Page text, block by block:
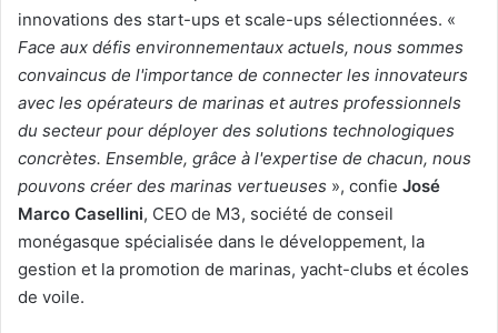
innovations des start-ups et scale-ups sélectionnées. «
Face aux défis environnementaux actuels, nous sommes
convaincus de l'importance de connecter les innovateurs
avec les opérateurs de marinas et autres professionnels
du secteur pour déployer des solutions technologiques
concrètes. Ensemble, grâce à l'expertise de chacun, nous
pouvons créer des marinas vertueuses », confie José
Marco Casellini, CEO de M3, société de conseil
monégasque spécialisée dans le développement, la
gestion et la promotion de marinas, yacht-clubs et écoles
de voile.